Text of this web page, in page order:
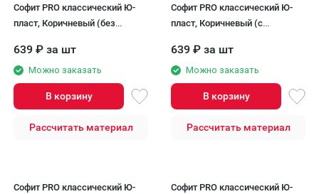
Софит PRO классический Ю-
пласт, Коричневый (без
639 ₽ за шт
Можно заказать
В корзину
Рассчитать материал
Софит PRO классический Ю-
пласт, Коричневый (с
639 ₽ за шт
Можно заказать
В корзину
Рассчитать материал
Софит PRO классический Ю-
Софит PRO классический Ю-